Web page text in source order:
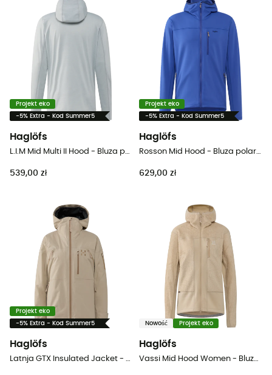
Projekt eko
-5% Extra - Kod Summer5
Haglöfs
L.I.M Mid Multi II Hood - Bluza polarowa meska
539,00 zł
Projekt eko
-5% Extra - Kod Summer5
Haglöfs
Rosson Mid Hood - Bluza polarowa meska
629,00 zł
Projekt eko
-5% Extra - Kod Summer5
Haglöfs
Latnja GTX Insulated Jacket - Kurtka narciarska damska
Nowość Projekt eko
Haglöfs
Vassi Mid Hood Women - Bluza polarowa damska